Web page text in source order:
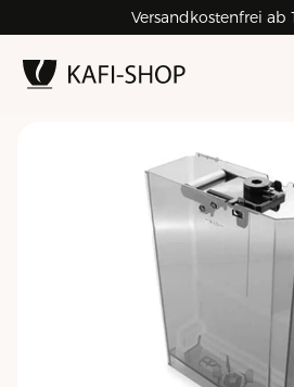
Versandkostenfrei ab
4.9| 5.0